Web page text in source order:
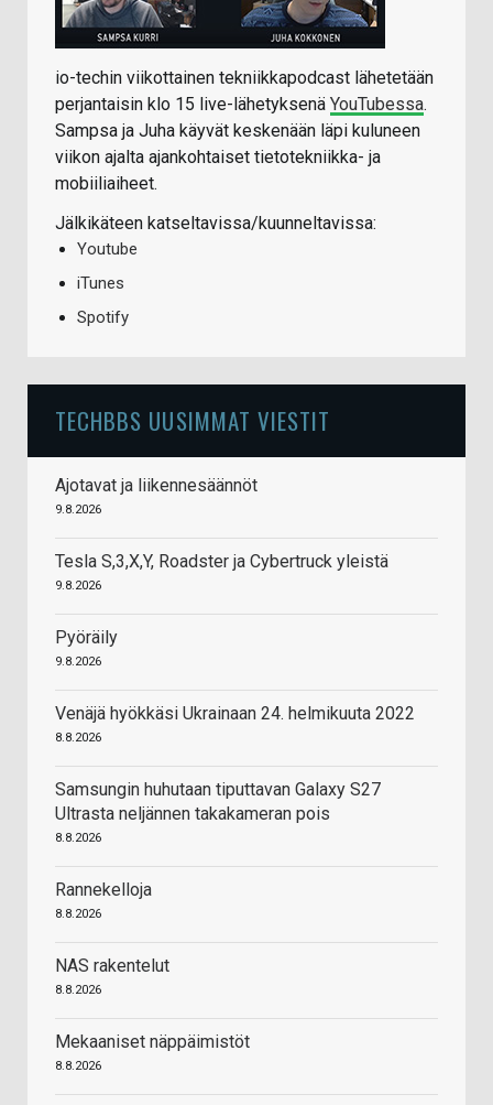
io-techin viikottainen tekniikkapodcast lähetetään
perjantaisin klo 15 live-lähetyksenä YouTubessa.
Sampsa ja Juha käyvät keskenään läpi kuluneen
viikon ajalta ajankohtaiset tietotekniikka- ja
mobiiliaiheet.
Jälkikäteen katseltavissa/kuunneltavissa:
Youtube
iTunes
Spotify
TECHBBS UUSIMMAT VIESTIT
Ajotavat ja liikennesäännöt
9.8.2026
Tesla S,3,X,Y, Roadster ja Cybertruck yleistä
9.8.2026
Pyöräily
9.8.2026
Venäjä hyökkäsi Ukrainaan 24. helmikuuta 2022
8.8.2026
Samsungin huhutaan tiputtavan Galaxy S27
Ultrasta neljännen takakameran pois
8.8.2026
Rannekelloja
8.8.2026
NAS rakentelut
8.8.2026
Mekaaniset näppäimistöt
8.8.2026